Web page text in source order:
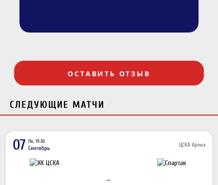
ОСТАВИТЬ ОТЗЫВ
СЛЕДУЮЩИЕ МАТЧИ
07 Пн, 19:30
Сентябрь ЦСКА Арена
—